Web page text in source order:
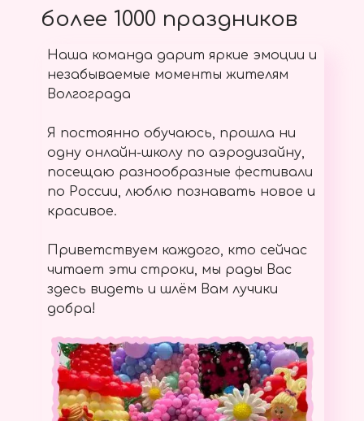
более 1000 праздников
Наша команда дарит яркие эмоции и
незабываемые моменты жителям
Волгограда
Я постоянно обучаюсь, прошла ни
одну онлайн-школу по аэродизайну,
посещаю разнообразные фестивали
по России, люблю познавать новое и
красивое.
Приветствуем каждого, кто сейчас
читает эти строки, мы рады Вас
здесь видеть и шлём Вам лучики
добра!